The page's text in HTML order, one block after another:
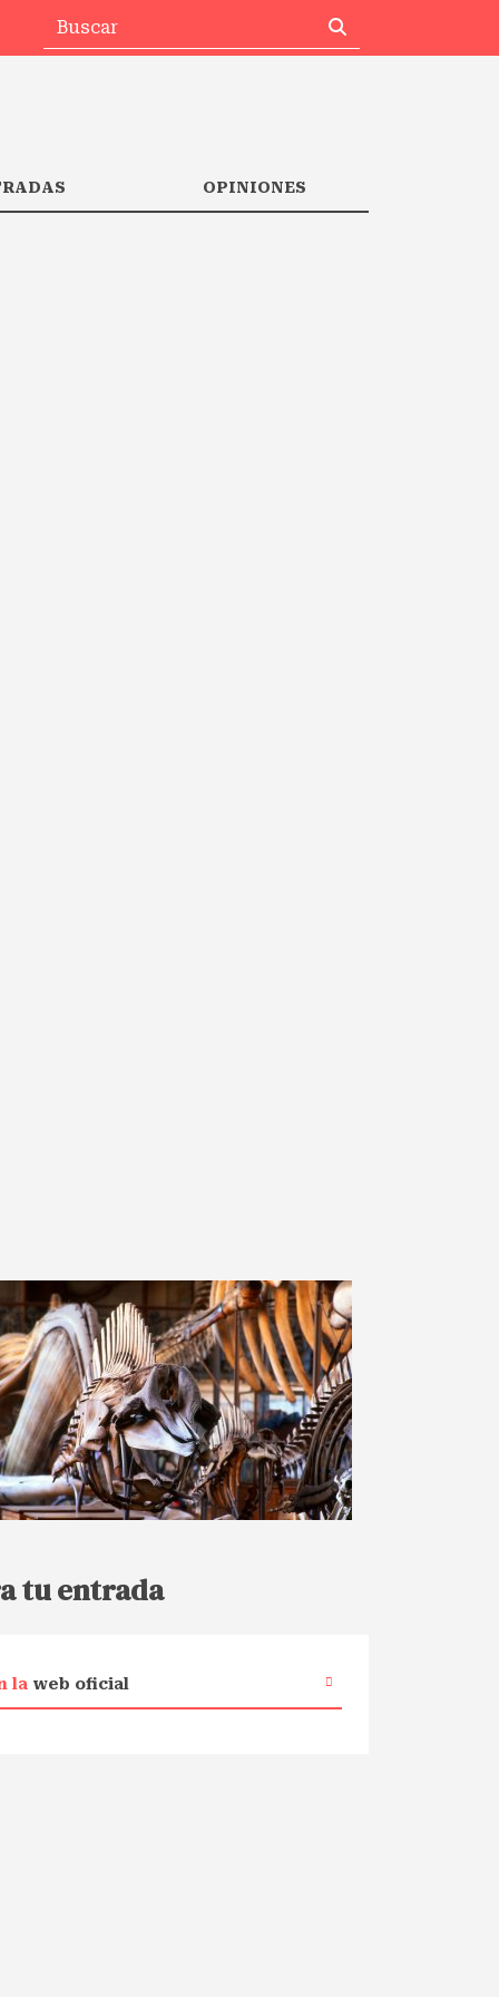
OPINIONES
tu entrada
la web oficial